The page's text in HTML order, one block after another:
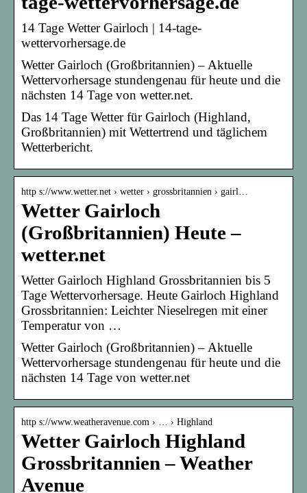
14 Tage Wetter Gairloch | 14-tage-
wettervorhersage.de
Wetter Gairloch (Großbritannien) – Aktuelle
Wettervorhersage stundengenau für heute und die
nächsten 14 Tage von wetter.net.
Das 14 Tage Wetter für Gairloch (Highland,
Großbritannien) mit Wettertrend und täglichem
Wetterbericht.
http s://www.wetter.net › wetter › grossbritannien › gairl…
Wetter Gairloch
(Großbritannien) Heute –
wetter.net
Wetter Gairloch Highland Grossbritannien bis 5
Tage Wettervorhersage. Heute Gairloch Highland
Grossbritannien: Leichter Nieselregen mit einer
Temperatur von …
Wetter Gairloch (Großbritannien) – Aktuelle
Wettervorhersage stundengenau für heute und die
nächsten 14 Tage von wetter.net
http s://www.weatheravenue.com › … › Highland
Wetter Gairloch Highland
Grossbritannien – Weather
Avenue